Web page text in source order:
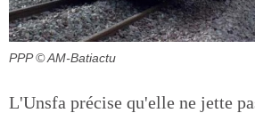
PPP © AM-Batiactu
L'Unsfa précise qu'elle ne jette